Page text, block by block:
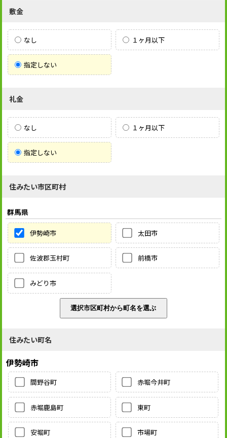
敷金
なし １ヶ月以下
指定しない
礼金
なし １ヶ月以下
指定しない
住みたい市区町村
群馬県
伊勢崎市 太田市
佐波郡玉村町 前橋市
みどり市
住みたい町名
伊勢崎市
間野谷町 赤堀今井町
赤堀鹿島町 東町
安堀町 市場町